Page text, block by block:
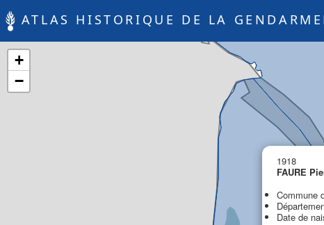
ATLAS HISTORIQUE DE LA
1918
FAURE
Commune
Date de
+
−